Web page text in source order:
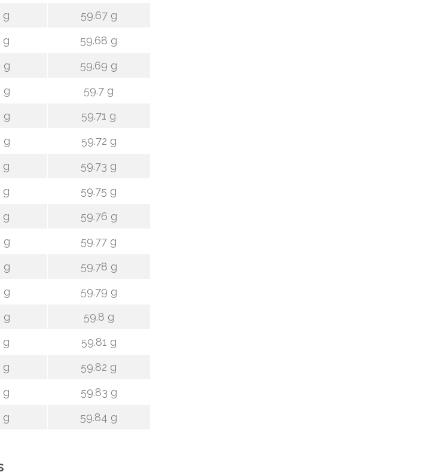
g
59.67 g
g
59.68 g
g
59.69 g
g
59.7 g
g
59.71 g
g
59.72 g
g
59.73 g
g
59.75 g
g
59.76 g
g
59.77 g
g
59.78 g
g
59.79 g
g
59.8 g
g
59.81 g
g
59.82 g
g
59.83 g
g 59.84 g